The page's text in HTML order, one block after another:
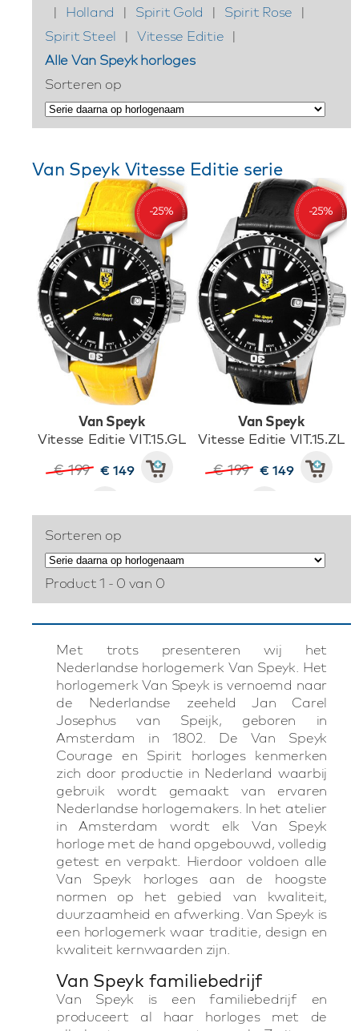
|
Holland | Spirit Gold | Spirit Rose
|
Spirit Steel
| Vitesse Editie |
Alle Van Speyk horloges
Sorteren op
Van Speyk Vitesse Editie serie
Van Speyk
Vitesse Editie VIT.15.GL
€ 199 € 149
Van Speyk
Vitesse Editie VIT.15.ZL
€ 199 € 149
Sorteren op
Product 1 - 0 van 0
Met trots presenteren wij het
Nederlandse horlogemerk Van Speyk. Het
horlogemerk Van Speyk is vernoemd naar
de Nederlandse zeeheld Jan Carel
Josephus van Speijk, geboren in
Amsterdam in 1802. De Van Speyk
Courage en Spirit horloges kenmerken
zich door productie in Nederland waarbij
gebruik wordt gemaakt van ervaren
Nederlandse horlogemakers. In het atelier
in Amsterdam wordt elk Van Speyk
horloge met de hand opgebouwd, volledig
getest en verpakt. Hierdoor voldoen alle
Van Speyk horloges aan de hoogste
normen op het gebied van kwaliteit,
duurzaamheid en afwerking. Van Speyk is
een horlogemerk waar traditie, design en
kwaliteit kernwaarden zijn.
Van Speyk familiebedrijf
Van Speyk is een familiebedrijf en
produceert al haar horloges met de